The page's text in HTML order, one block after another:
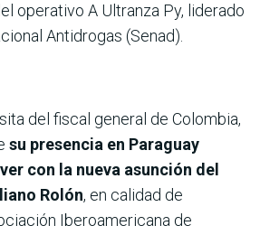
operativo A Ultranza Py, liderado
Antidrogas (Senad).
del fiscal general de Colombia,
su presencia en Paraguay
con la nueva asunción del
Rolón, en calidad de
Iberoamericana de